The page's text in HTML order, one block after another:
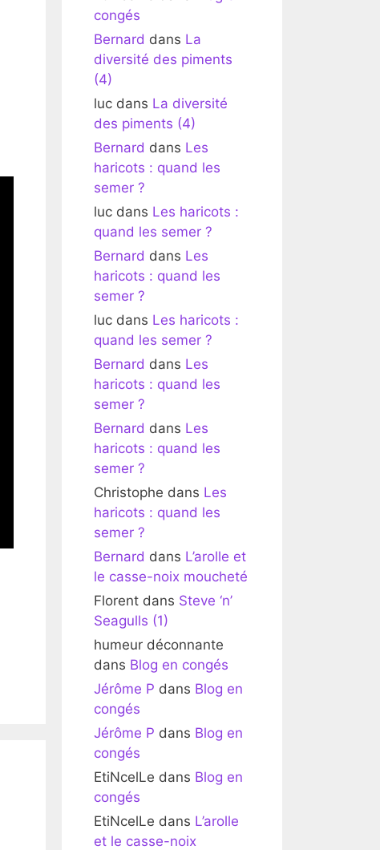
congés
Bernard dans La
diversité des piments
(4)
luc dans La diversité
des piments (4)
Bernard dans Les
haricots : quand les
semer ?
luc dans Les haricots :
quand les semer ?
Bernard dans Les
haricots : quand les
semer ?
luc dans Les haricots :
quand les semer ?
Bernard dans Les
haricots : quand les
semer ?
Bernard dans Les
haricots : quand les
semer ?
Christophe dans Les
haricots : quand les
semer ?
Bernard dans L’arolle et
le casse-noix moucheté
Florent dans Steve ‘n’
Seagulls (1)
humeur déconnante
dans Blog en congés
Jérôme P dans Blog en
congés
Jérôme P dans Blog en
congés
EtiNcelLe dans Blog en
congés
EtiNcelLe dans L’arolle
et le casse-noix